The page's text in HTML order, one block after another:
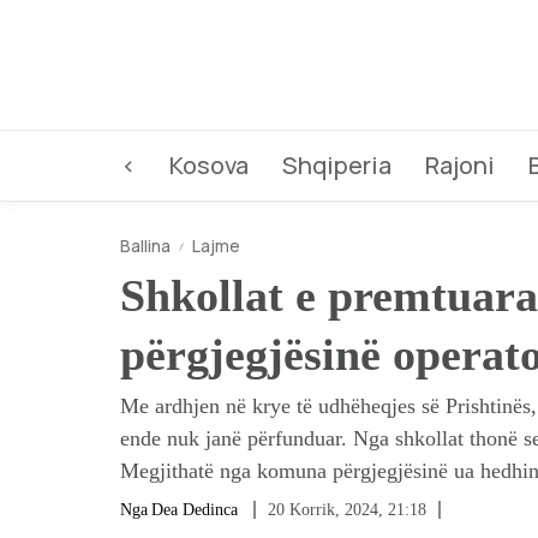
< Kosova Shqiperia Rajoni
Ballina Lajme
Shkollat e
përgjegjësinë
Me ardhjen në krye të udhëheqjes së
ende nuk janë përfunduar. Nga shkollat thonë
Megjithatë nga komuna përgjegjësinë ua
Nga Dea Dedinca 20 Korrik, 2024, 21:18